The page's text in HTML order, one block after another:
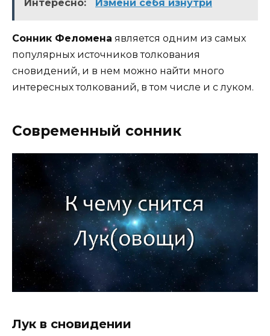
Интересно: Измени себя изнутри
Сонник Феломена является одним из самых
популярных источников толкования
сновидений, и в нем можно найти много
интересных толкований, в том числе и с луком.
Современный сонник
Лук в сновидении